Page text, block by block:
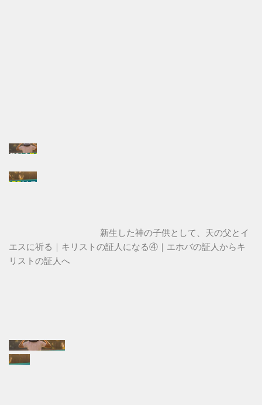
新生した神の子供として、天の父とイ
エスに祈る｜キリストの証人になる④｜エホバの証人からキ
リストの証人へ